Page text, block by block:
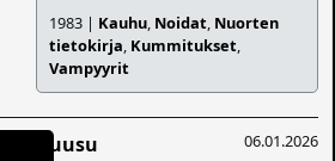
1983 | Kauhu, Noidat, Nuorten
tietokirja, Kummitukset,
Vampyyrit
06.01.2026
Ruusu